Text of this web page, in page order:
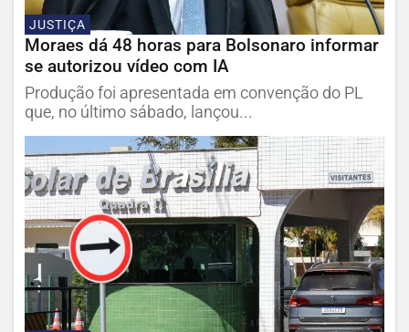
JUSTIÇA
Moraes dá 48 horas para Bolsonaro informar
se autorizou vídeo com IA
Produção foi apresentada em convenção do PL
que, no último sábado, lançou...